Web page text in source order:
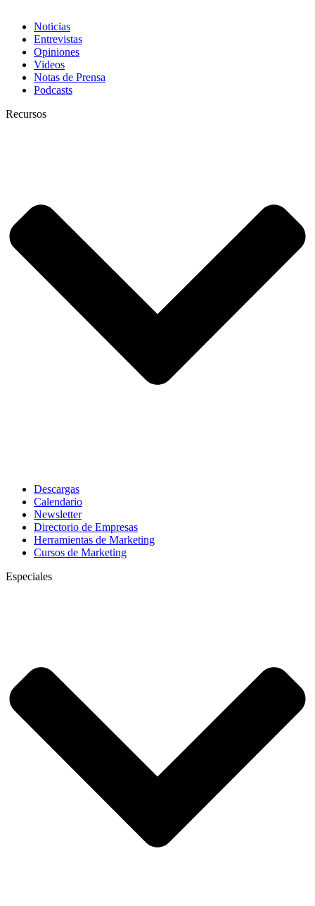
Noticias
Entrevistas
Opiniones
Videos
Notas de Prensa
Podcasts
Recursos
Descargas
Calendario
Newsletter
Directorio de Empresas
Herramientas de Marketing
Cursos de Marketing
Especiales